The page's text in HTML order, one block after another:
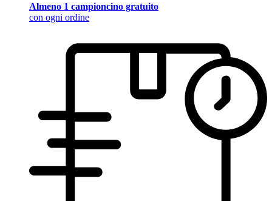
Almeno 1 campioncino gratuito
con ogni ordine